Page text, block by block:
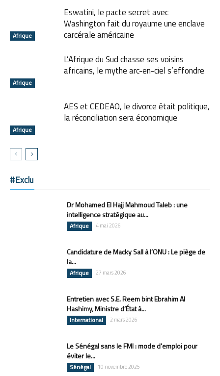
Afrique
Eswatini, le pacte secret avec
Washington fait du royaume une enclave
carcérale américaine
Afrique
L’Afrique du Sud chasse ses voisins
africains, le mythe arc-en-ciel s’effondre
Afrique
AES et CEDEAO, le divorce était politique,
la réconciliation sera économique
#Exclu
Dr Mohamed El Hajj Mahmoud Taleb : une
intelligence stratégique au...
Afrique 4 mai 2026
Candidature de Macky Sall à l’ONU : Le piège de
la...
Afrique 27 mars 2026
Entretien avec S.E. Reem bint Ebrahim Al
Hashimy, Ministre d’État à...
International 2 mars 2026
Le Sénégal sans le FMI : mode d’emploi pour
éviter le...
Sénégal 10 novembre 2025